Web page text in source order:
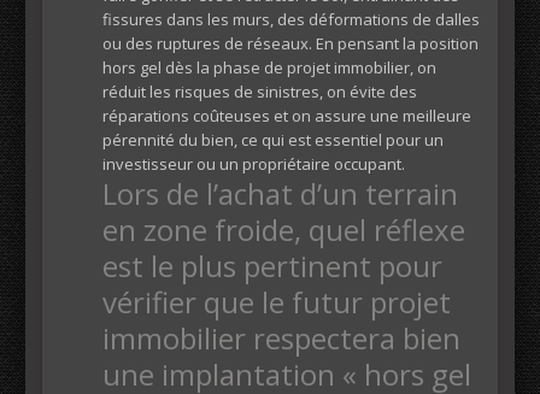
fissures dans les murs, des déformations de dalles
ou des ruptures de réseaux. En pensant la position
hors gel dès la phase de projet immobilier, on
réduit les risques de sinistres, on évite des
réparations coûteuses et on assure une meilleure
pérennité du bien, ce qui est essentiel pour un
investisseur ou un propriétaire occupant.
Lors de l’achat d’un terrain
en zone froide, quel réflexe
est le plus pertinent pour
vérifier que le futur projet
immobilier respectera bien
une implantation « hors gel